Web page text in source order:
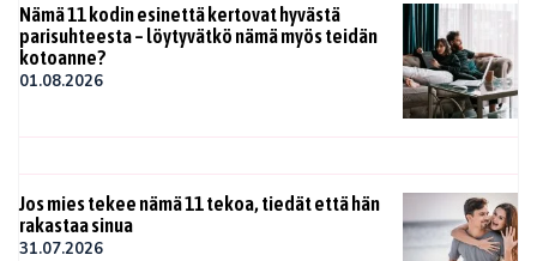
Nämä 11 kodin esinettä kertovat hyvästä
parisuhteesta – löytyvätkö nämä myös teidän
kotoanne?
01.08.2026
Jos mies tekee nämä 11 tekoa, tiedät että hän
rakastaa sinua
31.07.2026